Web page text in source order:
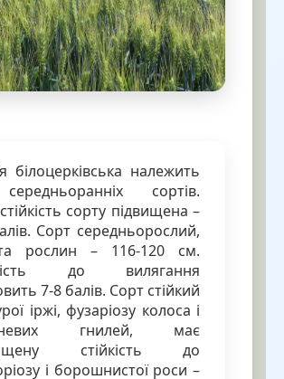
білоцерківська належить
сортів.
сорту підвищена –
Сорт середньорослий,
рослин – 116-120 см.
до вилягання
7-8 балів. Сорт стійкий
іржі, фузаріозу колоса і
гнилей, має
стійкість до
і борошнистої роси –